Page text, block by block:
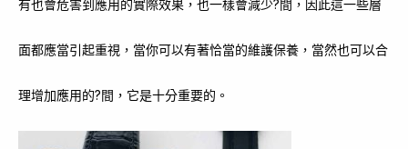
有也會危害到應用的實際效果，也一樣會減少?間，因此這一些層
面都應當引起重視，當你可以有著恰當的維護保養，當然也可以合
理增加應用的?間，它是十分重要的。